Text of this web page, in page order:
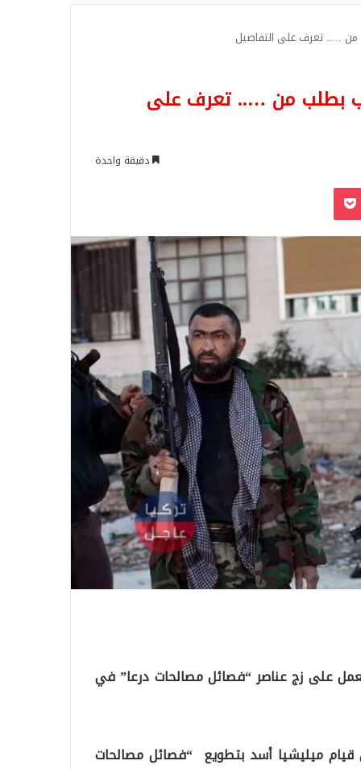
….. تعرف على التفاصيل
بطلب من ….. تعرف على
دقيقة واحدة
‫Pocket
على زج عناصر “فصائل مصالحات درعا” في
قيام ميليشيا أسد بتطويع “فصائل مصالحات